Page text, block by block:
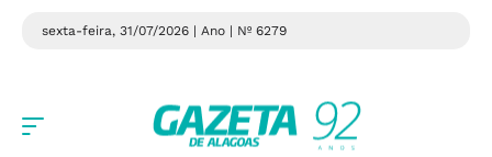
sexta-feira, 31/07/2026 | Ano | Nº 6279